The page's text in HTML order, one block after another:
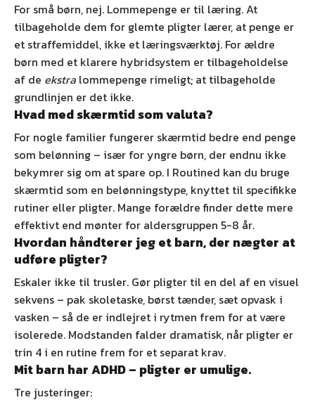
For små børn, nej. Lommepenge er til læring. At
tilbageholde dem for glemte pligter lærer, at penge er
et straffemiddel, ikke et læringsværktøj. For ældre
børn med et klarere hybridsystem er tilbageholdelse
af de ekstralommepenge rimeligt; at tilbageholde
grundlinjen er det ikke.
Hvad med skærmtid som valuta?
For nogle familier fungerer skærmtid bedre end penge
som belønning – især for yngre børn, der endnu ikke
bekymrer sig om at spare op. I Routined kan du bruge
skærmtid som en belønningstype, knyttet til specifikke
rutiner eller pligter. Mange forældre finder dette mere
effektivt end mønter for aldersgruppen 5-8 år.
Hvordan håndterer jeg et barn, der nægter at
udføre pligter?
Eskaler ikke til trusler. Gør pligter til en del af en visuel
sekvens – pak skoletaske, børst tænder, sæt opvask i
vasken – så de er indlejret i rytmen frem for at være
isolerede. Modstanden falder dramatisk, når pligter er
trin 4 i en rutine frem for et separat krav.
Mit barn har ADHD – pligter er umulige.
Tre justeringer: